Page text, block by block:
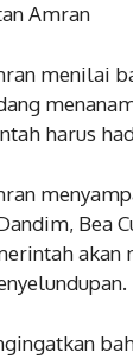
Amran
menilai
harus
Bea
akan